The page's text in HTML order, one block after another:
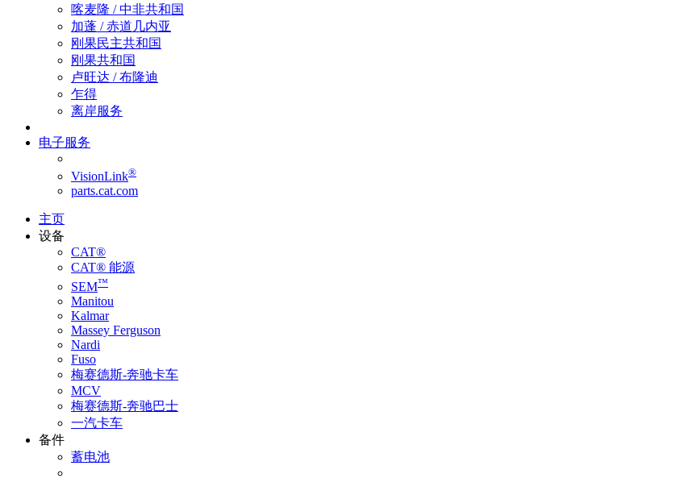
喀麦隆 / 中非共和国
加蓬 / 赤道几内亚
刚果民主共和国
刚果共和国
卢旺达 / 布隆迪
乍得
离岸服务
电子服务
VisionLink®
parts.cat.com
主页
设备
CAT®
CAT® 能源
SEM™
Manitou
Kalmar
Massey Ferguson
Nardi
Fuso
梅赛德斯-奔驰卡车
MCV
梅赛德斯-奔驰巴士
一汽卡车
备件
蓄电池